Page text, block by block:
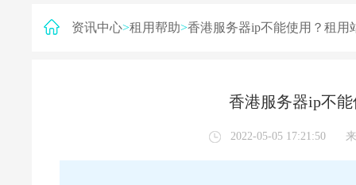
资讯中心>租用帮助>香港服务器ip不能使用？租用
香港服务器ip不
2022-05-05 17:21:50